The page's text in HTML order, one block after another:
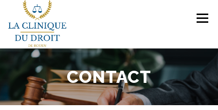
contenu
Menu
NOS COMPÉTENCES PRÉSENTATION
LE BUREAU VEILLES JURIDIQUES CONTACT
CONTACT